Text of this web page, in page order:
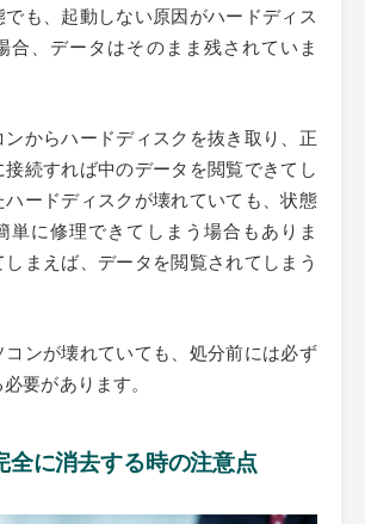
も、起動しない原因がハードディス
合、データはそのまま残されていま
ンからハードディスクを抜き取り、正
続すれば中のデータを閲覧できてし
ハードディスクが壊れていても、状態
単に修理できてしまう場合もありま
まえば、データを閲覧されてしまう
コンが壊れていても、処分前には必ず
要があります。
全に消去する時の注意点